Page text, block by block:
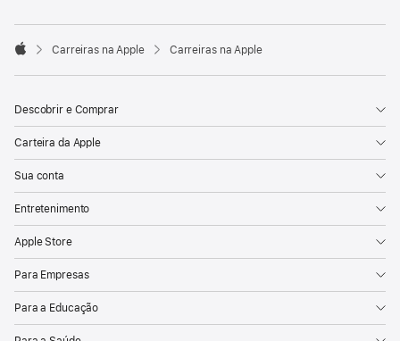

Carreiras na Apple Carreiras na Apple
Descobrir e Comprar
Carteira da Apple
Sua conta
Entretenimento
Apple Store
Para Empresas
Para a Educação